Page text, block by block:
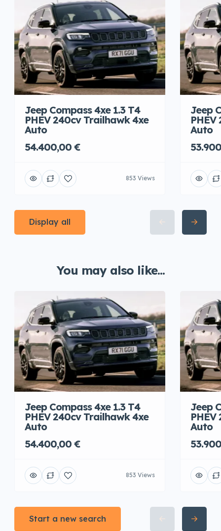
Jeep Compass 4xe 1.3 T4
PHEV 240cv Trailhawk 4xe
Auto
54.400,00 €
853 Views
Jeep
Auto
Display all
You may also like...
Jeep Compass 4xe 1.3 T4
PHEV 240cv Trailhawk 4xe
Auto
54.400,00 €
853 Views
Jeep
Auto
Start a new search